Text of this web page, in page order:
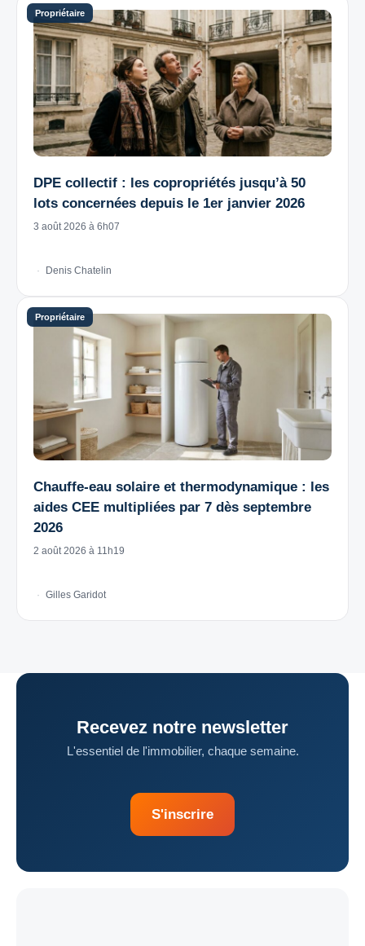
DPE collectif : les copropriétés jusqu’à 50
lots concernées depuis le 1er janvier 2026
3 août 2026 à 6h07
Denis Chatelin
Chauffe-eau solaire et thermodynamique : les
aides CEE multipliées par 7 dès septembre
2026
2 août 2026 à 11h19
Gilles Garidot
Recevez notre newsletter
L'essentiel de l'immobilier, chaque semaine.
S'inscrire